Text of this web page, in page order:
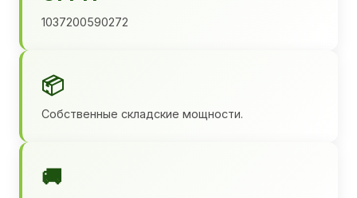
1037200590272
📦
Собственные складские мощности.
🚚